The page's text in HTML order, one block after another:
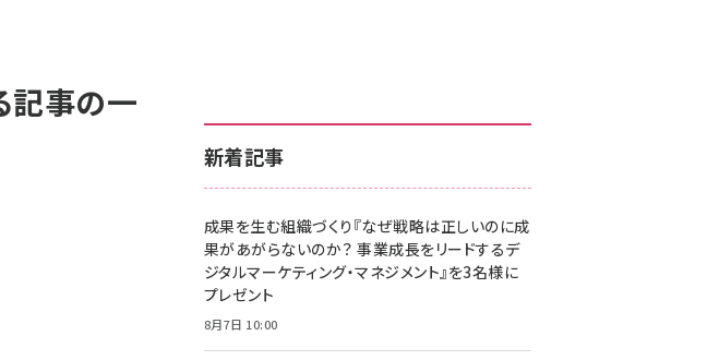
z世代 (1629)
meo (1281)
llmo (1167)
記事の一
新着記事
成果を生む組織づくり『なぜ戦略は正しいのに成
果があがらないのか？ 事業成長をリードするデ
ジタルマーケティング・マネジメント』を3名様に
プレゼント
8月7日 10:00